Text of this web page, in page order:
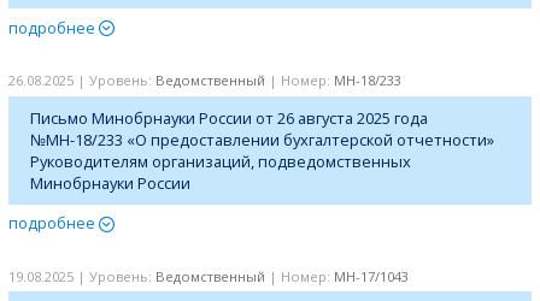
подробнее
26.08.2025 | Уровень: Ведомственный | Номер: МН-18/233
Письмо Минобрнауки России от 26 августа 2025 года
№МН-18/233 «О предоставлении бухгалтерской отчетности»
Руководителям организаций, подведомственных
Минобрнауки России
подробнее
19.08.2025 | Уровень: Ведомственный | Номер: МН-17/1043